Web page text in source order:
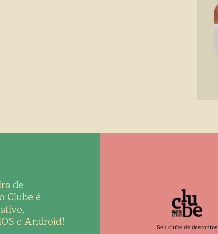
de
Clube é
e Android!
Seu clube de descontos